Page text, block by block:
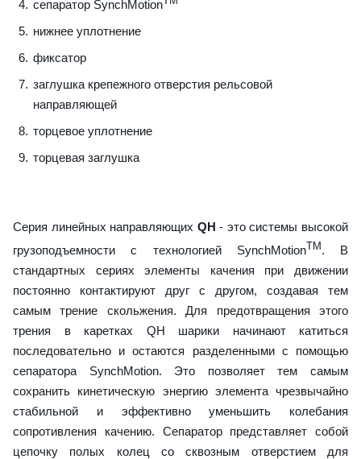
сепаратор SynchMotion
нижнее уплотнение
фиксатор
заглушка крепежного отверстия рельсовой
направляющей
торцевое уплотнение
торцевая заглушка
Серия линейных направляющих QH - это системы высокой
грузоподъемности с технологией SynchMotionTM . В
стандартных сериях элементы качения при движении
постоянно контактируют друг с другом, создавая тем
самым трение скольжения. Для предотвращения этого
трения в каретках QH шарики начинают катиться
последовательно и остаются разделенными с помощью
сепаратора SynchMotion. Это позволяет тем самым
сохранить кинетическую энергию элемента чрезвычайно
стабильной и эффективно уменьшить колебания
сопротивления качению. Сепаратор представляет собой
цепочку полых колец со сквозным отверстием для